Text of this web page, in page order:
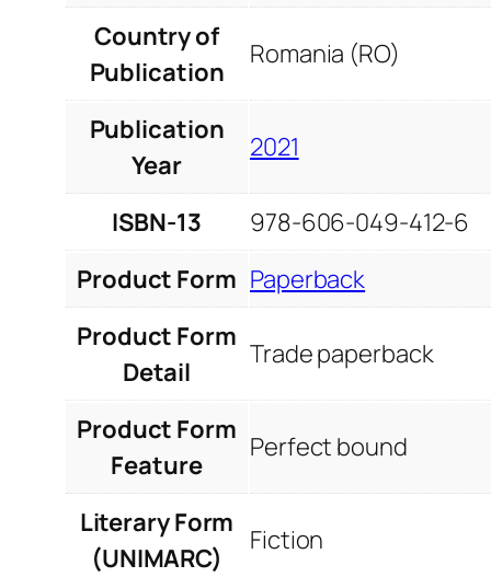
Country of
Publication
Romania (RO)
Publication
Year
2021
ISBN-13
978-606-049-412-6
Product Form Paperback
Product Form
Detail
Trade paperback
Product Form
Feature
Perfect bound
Literary Form
(UNIMARC)
Fiction